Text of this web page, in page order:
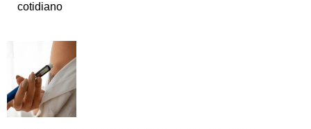
cotidiano